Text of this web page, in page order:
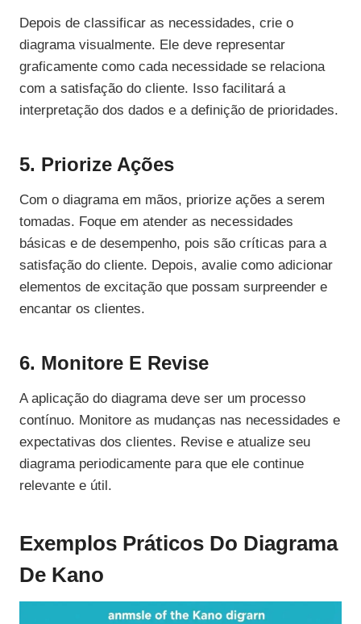
Depois de classificar as necessidades, crie o
diagrama visualmente. Ele deve representar
graficamente como cada necessidade se relaciona
com a satisfação do cliente. Isso facilitará a
interpretação dos dados e a definição de prioridades.
5. Priorize Ações
Com o diagrama em mãos, priorize ações a serem
tomadas. Foque em atender as necessidades
básicas e de desempenho, pois são críticas para a
satisfação do cliente. Depois, avalie como adicionar
elementos de excitação que possam surpreender e
encantar os clientes.
6. Monitore E Revise
A aplicação do diagrama deve ser um processo
contínuo. Monitore as mudanças nas necessidades e
expectativas dos clientes. Revise e atualize seu
diagrama periodicamente para que ele continue
relevante e útil.
Exemplos Práticos Do Diagrama
De Kano